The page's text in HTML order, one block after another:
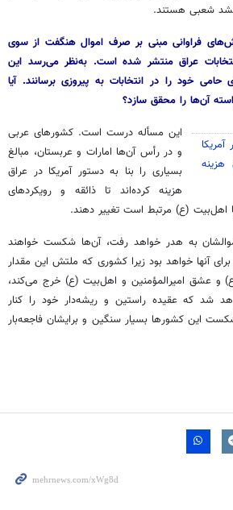
شعبی هستند.
فراوانی مبنی بر صرف اموال هنگفت از سوی
عراق منتشر شده است. به‌نظر می‌رسد این
خود را در انتخابات به پیروزی برسانند. آیا
آن‌ها را محقق سازد؟
هزینه
این مسأله درست است. کشورهای عربی
و در رأس آن‌ها امارات و عربستان، مبالغ
بسیاری را بنا به دستور آمریکا در عراق
هزینه کرده‌اند تا ذائقه و رویکردهای
اهل‌بیت (ع) مرتبط است تغییر دهند.
به هدر خواهد رفت، آن‌ها شکست خواهند
آنها خواهد بود زیرا کشوری که ملتش این مقدار
و عشق امیرالمؤمنین و اهل‌بیت (ع) خرج می‌کند،
شد که عقیده راستین و ریشه‌دار خود را کنار
این کشورها بسیار سنگین و برایشان فاجعه‌بار